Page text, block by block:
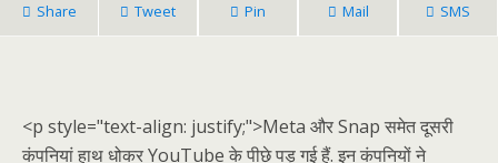
Share Tweet Pin Mail SMS
<p style="text-align: justify;">Meta और Snap समेत दूसरी
कंपनियां हाथ धोकर YouTube के पीछे पड़ गई हैं. इन कंपनियों ने